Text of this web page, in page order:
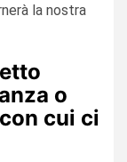
la nostra
o
cui ci